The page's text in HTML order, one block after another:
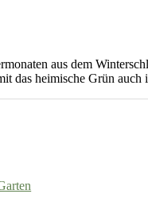
aus dem
das heimische Grün